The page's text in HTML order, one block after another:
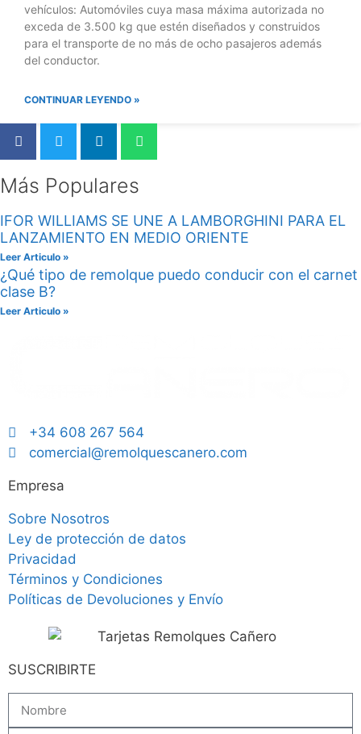
vehículos: Automóviles cuya masa máxima autorizada no
exceda de 3.500 kg que estén diseñados y construidos
para el transporte de no más de ocho pasajeros además
del conductor.
CONTINUAR LEYENDO »
Más Populares
IFOR WILLIAMS SE UNE A LAMBORGHINI PARA EL
LANZAMIENTO EN MEDIO ORIENTE
Leer Articulo »
¿Qué tipo de remolque puedo conducir con el carnet
clase B?
Leer Articulo »
+34 608 267 564
comercial@remolquescanero.com
Empresa
Sobre Nosotros
Ley de protección de datos
Privacidad
Términos y Condiciones
Políticas de Devoluciones y Envío
SUSCRIBIRTE